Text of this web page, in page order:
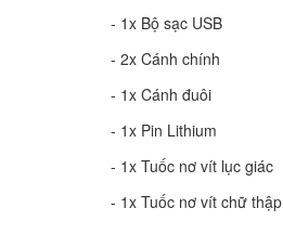
- 1x Bộ sạc USB
- 2x Cánh chính
- 1x Cánh đuôi
- 1x Pin Lithium
- 1x Tuốc nơ vít lục giác
- 1x Tuốc nơ vít chữ thập